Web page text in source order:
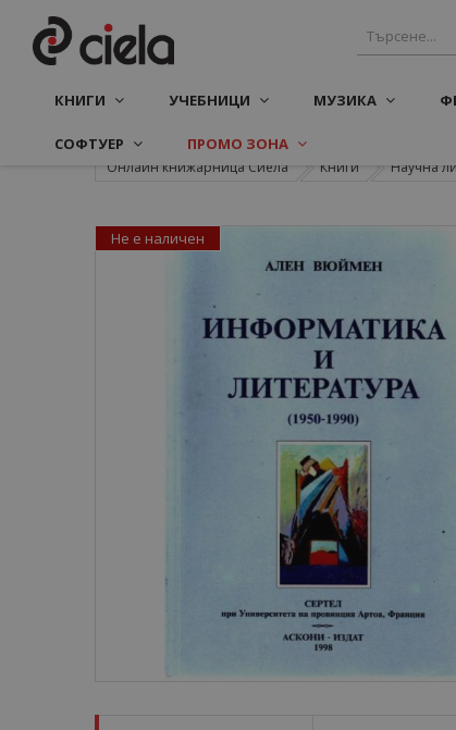
КНИГИ УЧЕБНИЦИ МУЗИКА
СОФТУЕР ПРОМО ЗОНА
Онлайн книжарница Сиела Книги Научна
Не е наличен